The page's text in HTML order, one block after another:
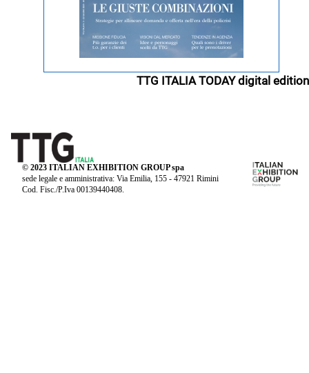
TTG ITALIA TODAY digital edition
© 2023 ITALIAN EXHIBITION GROUP spa
sede legale e amministrativa: Via Emilia, 155 - 47921 Rimini
Cod. Fisc./P.Iva 00139440408.